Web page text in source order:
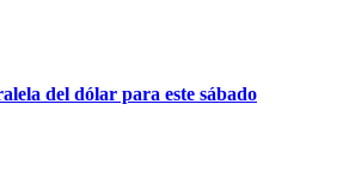
del dólar para este sábado